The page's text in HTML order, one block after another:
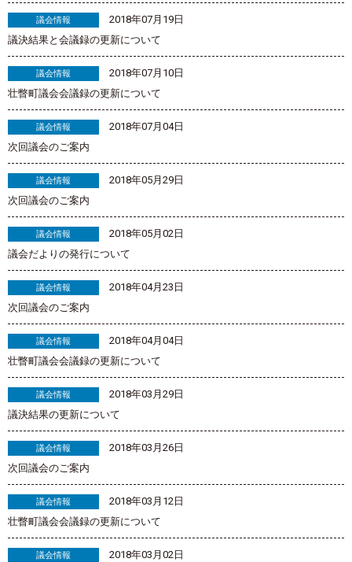
議会情報
2018年07月19日
議決結果と会議録の更新について
議会情報
2018年07月10日
壮瞥町議会会議録の更新について
議会情報
2018年07月04日
次回議会のご案内
議会情報
2018年05月29日
次回議会のご案内
議会情報
2018年05月02日
議会だよりの発行について
議会情報
2018年04月23日
次回議会のご案内
議会情報
2018年04月04日
壮瞥町議会会議録の更新について
議会情報
2018年03月29日
議決結果の更新について
議会情報
2018年03月26日
次回議会のご案内
議会情報
2018年03月12日
壮瞥町議会会議録の更新について
議会情報
2018年03月02日